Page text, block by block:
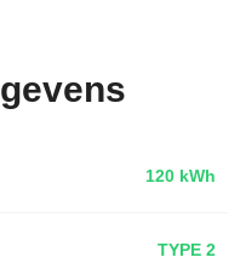
120 kWh
TYPE 2